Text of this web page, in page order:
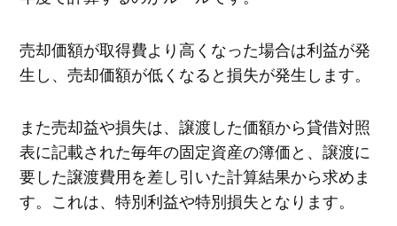
売却価額が取得費より高くなった場合は利益が発
生し、売却価額が低くなると損失が発生します。
また売却益や損失は、譲渡した価額から貸借対照
表に記載された毎年の固定資産の簿価と、譲渡に
要した譲渡費用を差し引いた計算結果から求めま
す。これは、特別利益や特別損失となります。